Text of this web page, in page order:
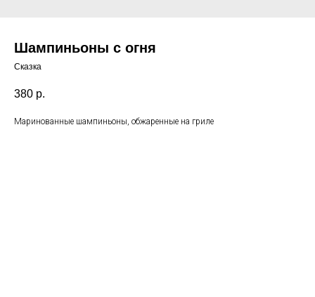
Шампиньоны с огня
Сказка
380 р.
Маринованные шампиньоны, обжаренные на гриле